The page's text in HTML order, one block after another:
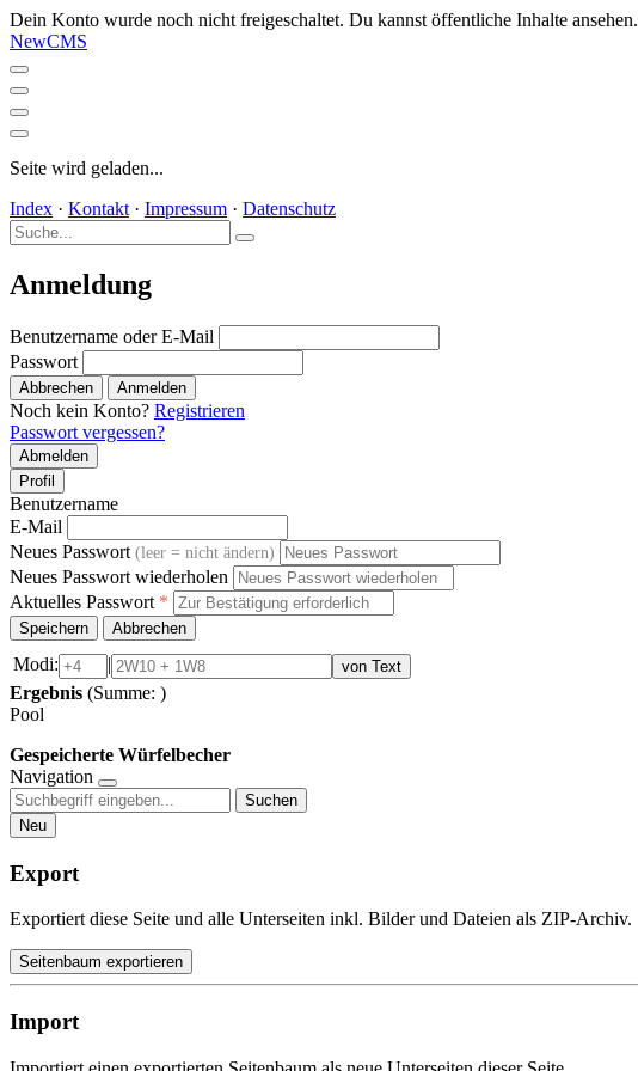
Dein Konto wurde noch nicht freigeschaltet. Du kannst öffentliche Inhalte ansehen.
NewCMS
Seite wird geladen...
Index · Kontakt · Impressum · Datenschutz
Anmeldung
Benutzername oder E-Mail
Passwort
Abbrechen Anmelden
Noch kein Konto? Registrieren
Passwort vergessen?
Abmelden
Profil
Benutzername
E-Mail
Neues Passwort (leer = nicht ändern)
Neues Passwort wiederholen
Aktuelles Passwort *
Speichern Abbrechen
Modi: | von Text
Ergebnis (Summe: )
Pool
Gespeicherte Würfelbecher
Navigation
Suchen
Neu
Export
Exportiert diese Seite und alle Unterseiten inkl. Bilder und Dateien als ZIP-Archiv.
Seitenbaum exportieren
Import